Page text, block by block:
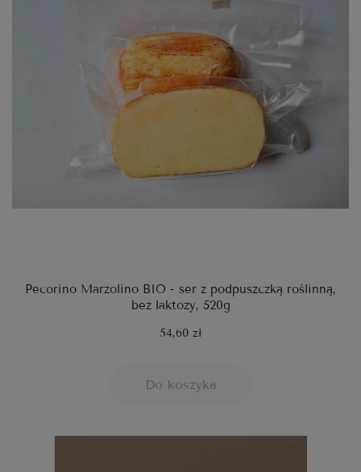
Pecorino Marzolino BIO - ser z podpuszczką roślinną,
bez laktozy, 520g
54,60 zł
Do koszyka